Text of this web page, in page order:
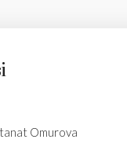
Omurova